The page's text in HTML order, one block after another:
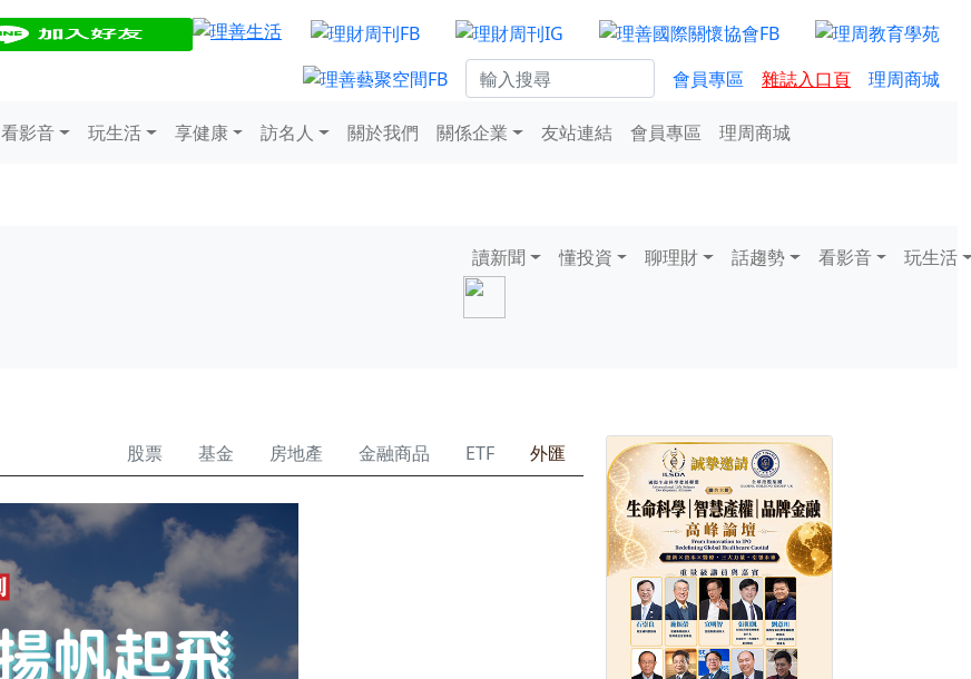
會員專區 雜誌入口頁 理周商城
看影音 玩生活 享健康 訪名人 關於我們 關係企業 友站連結 會員專區 理周商城
讀新聞 懂投資 聊理財 話趨勢 看影音 玩生活
股票 基金 房地產 金融商品 ETF 外匯